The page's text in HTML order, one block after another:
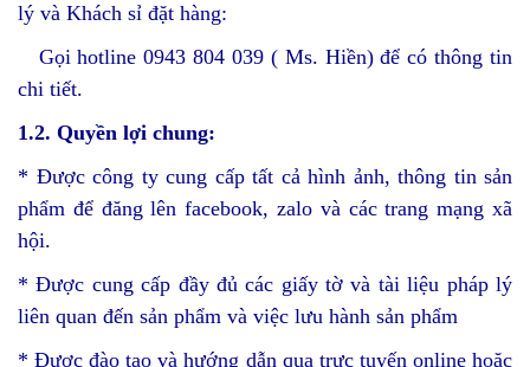
lý và Khách sỉ đặt hàng:
Gọi hotline 0943 804 039 ( Ms. Hiền) để có thông tin
chi tiết.
1.2. Quyền lợi chung:
* Được công ty cung cấp tất cả hình ảnh, thông tin sản
phẩm để đăng lên facebook, zalo và các trang mạng xã
hội.
* Được cung cấp đầy đủ các giấy tờ và tài liệu pháp lý
liên quan đến sản phẩm và việc lưu hành sản phẩm
* Được đào tạo và hướng dẫn qua trực tuyến online hoặc